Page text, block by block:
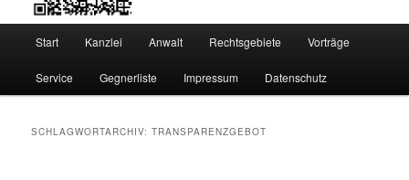
Start Kanzlei Anwalt Rechtsgebiete Vorträge
Service Gegnerliste Impressum Datenschutz
SCHLAGWORTARCHIV:TRANSPARENZGEBOT